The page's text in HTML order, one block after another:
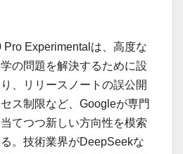
Experimentalは、高度な
の問題を解決するために設
、リリースノートの誤公開
ス制限など、Googleが専門
てつつ新しい方向性を模索
。技術業界がDeepSeekな